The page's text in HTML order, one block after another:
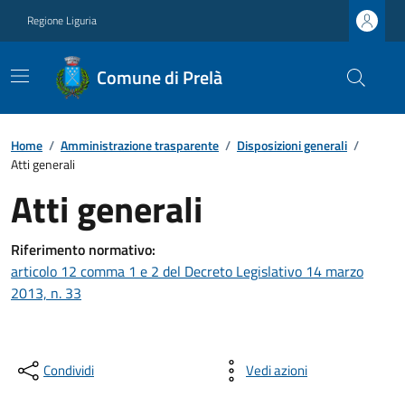
Regione Liguria
Comune di Prelà
Home / Amministrazione trasparente / Disposizioni generali /
Atti generali
Atti generali
Riferimento normativo:
articolo 12 comma 1 e 2 del Decreto Legislativo 14 marzo
2013, n. 33
Condividi Vedi azioni